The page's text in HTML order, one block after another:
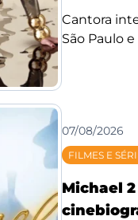
Cantora
São Paulo
07/08/2026
FILMES E
Michael